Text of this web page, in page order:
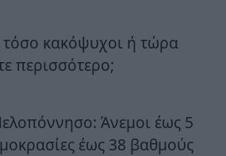
κακόψυχοι ή τώρα
περισσότερο;
Άνεμοι έως 5
έως 38 βαθμούς